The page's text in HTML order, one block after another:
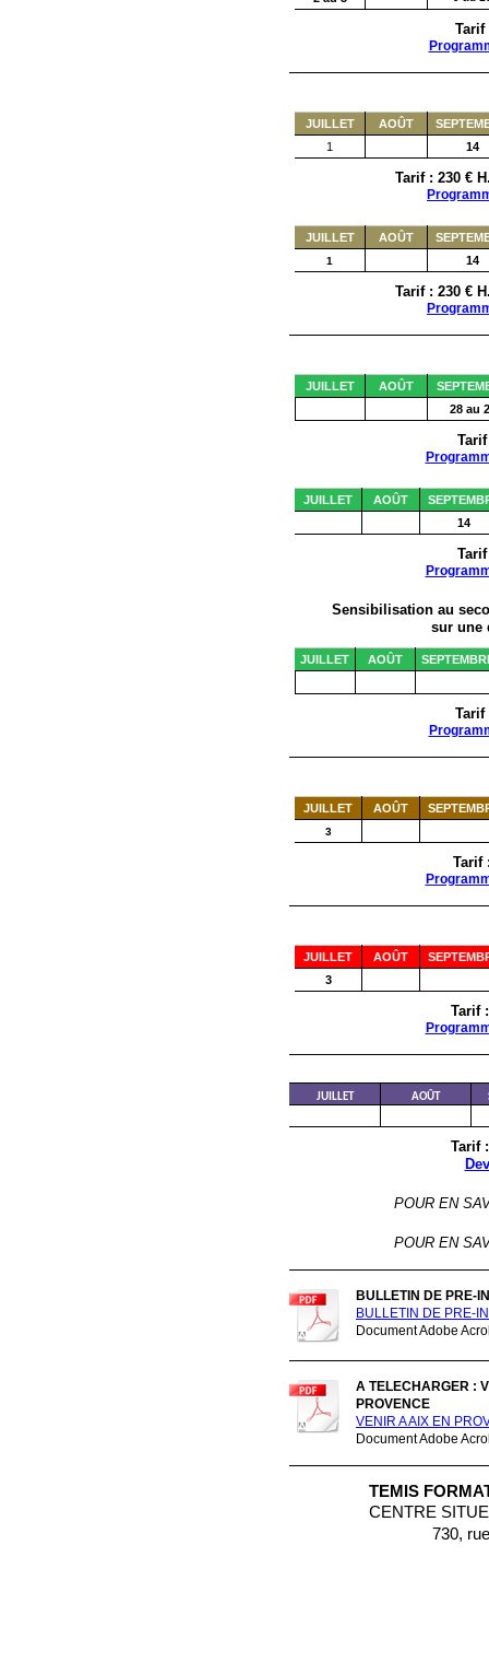
Tarif
JUILLET AOÛT
1
14
Tarif : 230 €
JUILLET AOÛT
1 14
Tarif : 230 €
JUILLET AOÛT
28 au
JUILLET AOÛT
14
Sensibilisation au
sur une
JUILLET AOÛT
Tarif
JUILLET AOÛT
3
Tarif
JUILLET AOÛT
3
Tarif
JUILLET AOÛT
Tarif
POUR EN
POUR EN
BULLETIN DE PRE-
BULLETIN DE PRE-
Document Adobe
A TELECHARGER :
PROVENCE
VENIR A AIX EN
Document Adobe
TEMIS
CENTRE
730,